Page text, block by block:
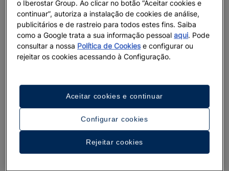
Ver 31 imagens e vídeos
o Iberostar Group. Ao clicar no botão “Aceitar cookies e
continuar”, autoriza a instalação de cookies de análise,
publicitários e de rastreio para todos estes fins. Saiba
como a Google trata a sua informação pessoalaqui. Pode
consultar a nossa Política de Cookiese configurar ou
rejeitar os cookies acessando à Configuração.
Configurar cookies
Rejeitar cookies
Aceitar cookies e continuar